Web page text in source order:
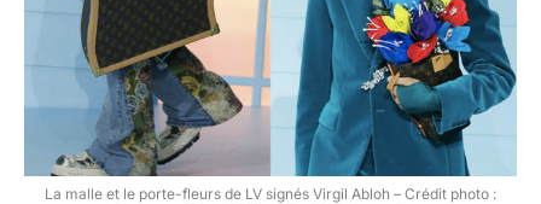
La malle et le porte-fleurs de LV signés Virgil Abloh – Crédit photo :